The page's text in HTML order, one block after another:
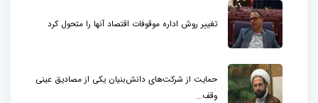
تغییر روش اداره موقوفات اقتصاد آنها را متحول کرد
حمایت از شرکت‌های دانش‌بنیان یکی از مصادیق عینی
وقف...